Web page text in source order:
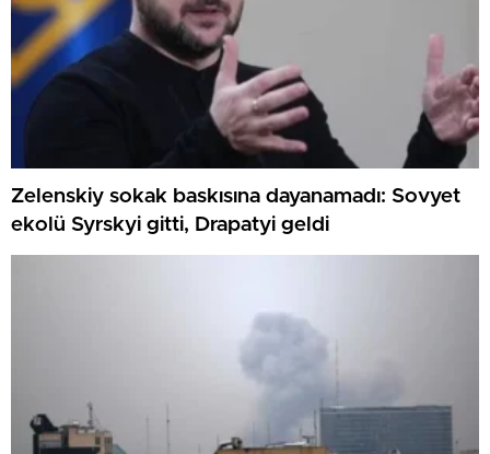
Zelenskiy sokak baskısına dayanamadı: Sovyet
ekolü Syrskyi gitti, Drapatyi geldi